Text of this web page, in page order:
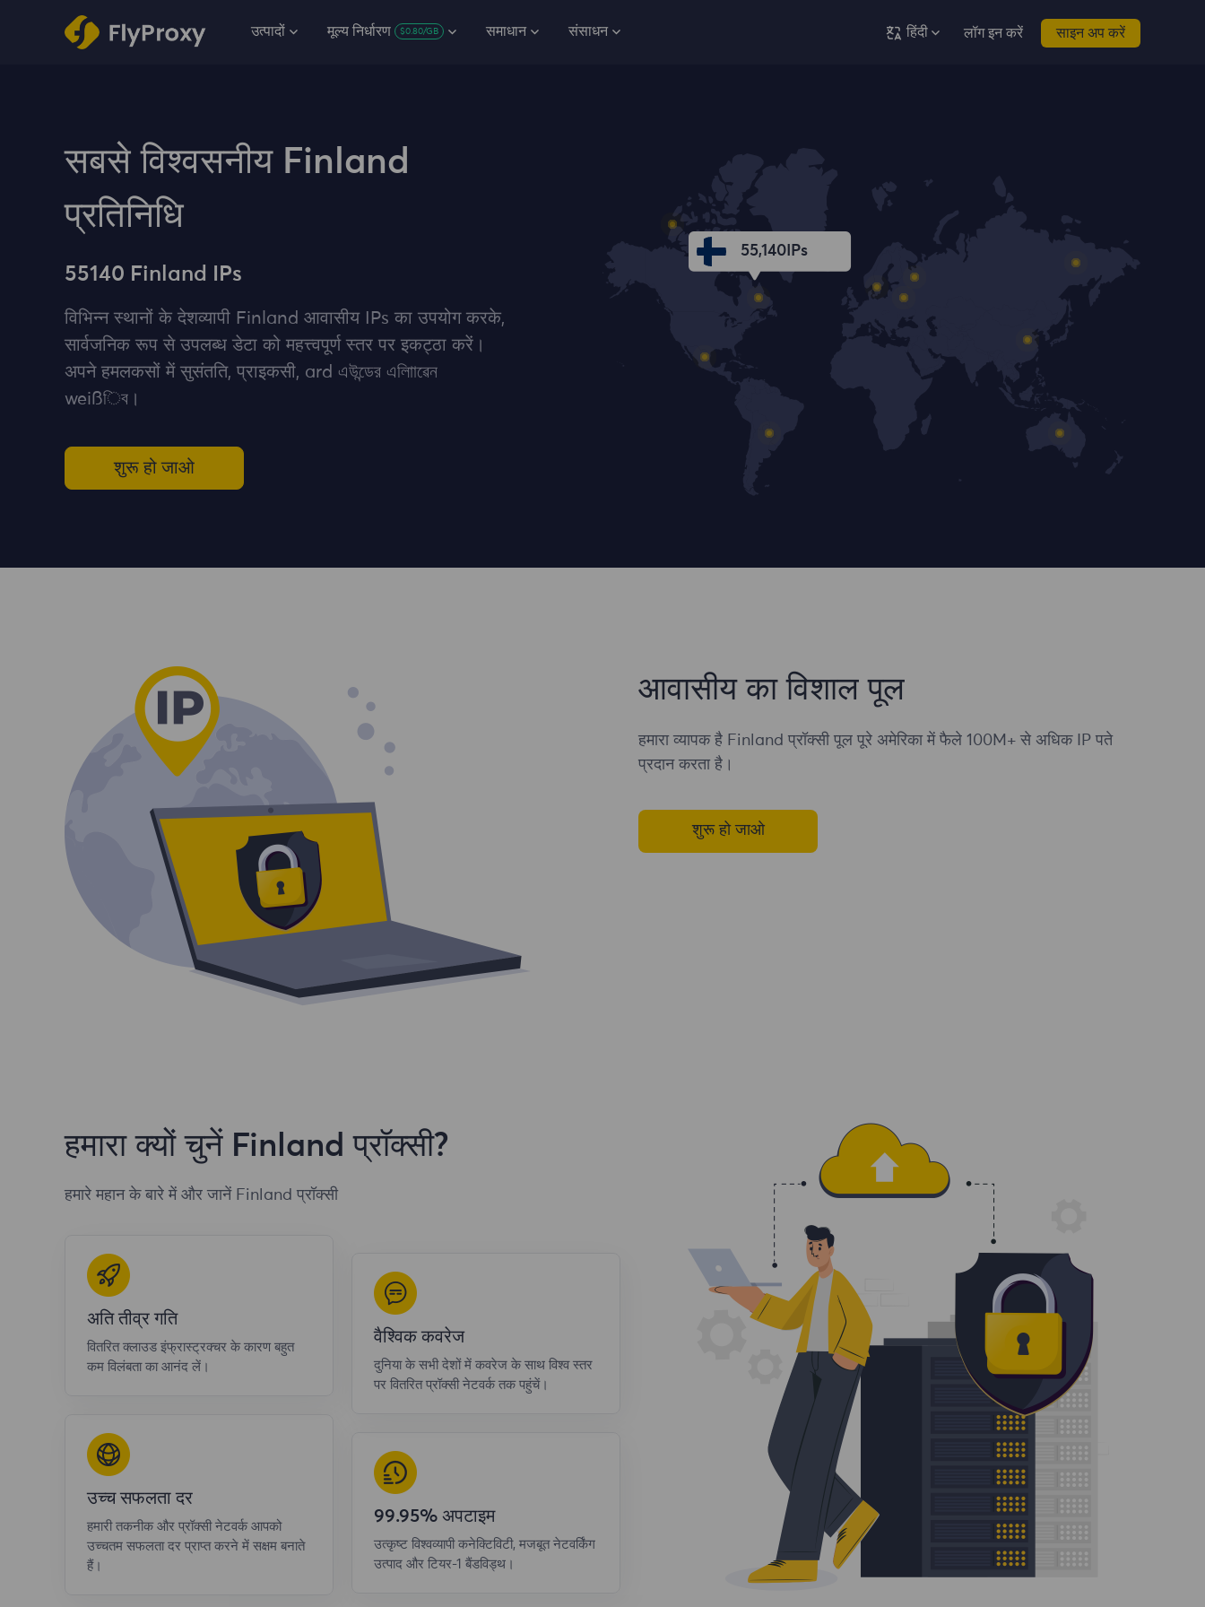
उत्पादों मूल्य निर्धारण $0.80/GB समाधान संसाधन हिंदी लॉग इन करें साइन अप करें
सबसे विश्वसनीय Finland
प्रतिनिधि
55140 Finland IPs
विभिन्न स्थानों के देशव्यापी Finland आवासीय IPs का उपयोग करके,
सार्वजनिक रूप से उपलब्ध डेटा को महत्त्वपूर्ण स्‍तर पर इकट्‍ठा करें।
अपने हमलकसों में सुसंतति, प्राइकसी, ard এউন্ডের এলািাৱেন
weißিব।
शुरू हो जाओ
55,140 IPs
आवासीय का विशाल पूल
हमारा व्यापक है Finland प्रॉक्सी पूल पूरे अमेरिका में फैले 100M+ से अधिक IP पते
प्रदान करता है।
शुरू हो जाओ
हमारा क्यों चुनें Finland प्रॉक्सी?
हमारे महान के बारे में और जानें Finland प्रॉक्सी
अति तीव्र गति
वितरित क्लाउड इंफ्रास्ट्रक्चर के कारण बहुत
कम विलंबता का आनंद लें।
उच्च सफलता दर
हमारी तकनीक और प्रॉक्सी नेटवर्क आपको
उच्चतम सफलता दर प्राप्त करने में सक्षम बनाते
हैं।
वैश्विक कवरेज
दुनिया के सभी देशों में कवरेज के साथ विश्व स्तर
पर वितरित प्रॉक्सी नेटवर्क तक पहुंचें।
99.95% अपटाइम
उत्कृष्ट विश्वव्यापी कनेक्टिविटी, मजबूत नेटवर्किंग
उत्पाद और टियर-1 बैंडविड्थ।